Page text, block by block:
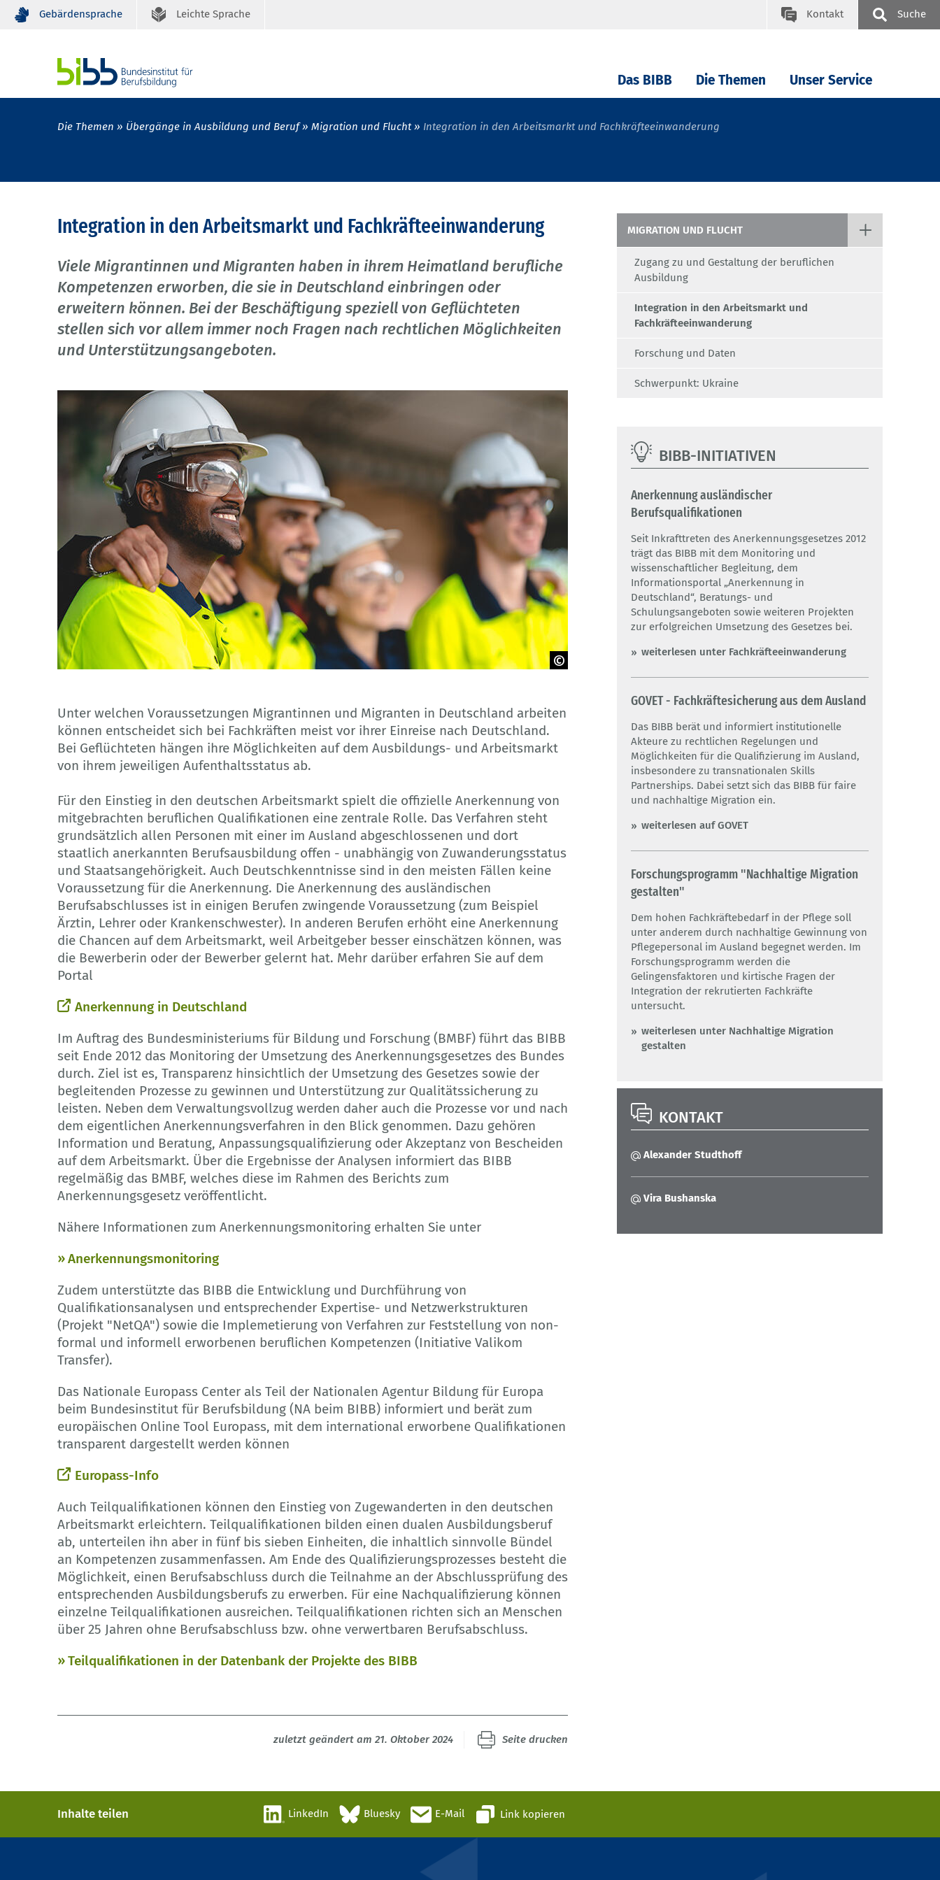
Gebärdensprache Leichte Sprache Kontakt Suche
Das BIBB Die Themen Unser Service
Die Themen Übergänge in Ausbildung und Beruf Migration und Flucht Integration in den Arbeitsmarkt und Fachkräfteeinwanderung
Integration in den Arbeitsmarkt und Fachkräfteeinwanderung
Viele Migrantinnen und Migranten haben in ihrem Heimatland berufliche
Kompetenzen erworben, die sie in Deutschland einbringen oder
erweitern können. Bei der Beschäftigung speziell von Geflüchteten
stellen sich vor allem immer noch Fragen nach rechtlichen Möglichkeiten
und Unterstützungsangeboten.
Unter welchen Voraussetzungen Migrantinnen und Migranten in Deutschland arbeiten
können entscheidet sich bei Fachkräften meist vor ihrer Einreise nach Deutschland.
Bei Geflüchteten hängen ihre Möglichkeiten auf dem Ausbildungs- und Arbeitsmarkt
von ihrem jeweiligen Aufenthaltsstatus ab.
Für den Einstieg in den deutschen Arbeitsmarkt spielt die offizielle Anerkennung von
mitgebrachten beruflichen Qualifikationen eine zentrale Rolle. Das Verfahren steht
grundsätzlich allen Personen mit einer im Ausland abgeschlossenen und dort
staatlich anerkannten Berufsausbildung offen - unabhängig von Zuwanderungsstatus
und Staatsangehörigkeit. Auch Deutschkenntnisse sind in den meisten Fällen keine
Voraussetzung für die Anerkennung. Die Anerkennung des ausländischen
Berufsabschlusses ist in einigen Berufen zwingende Voraussetzung (zum Beispiel
Ärztin, Lehrer oder Krankenschwester). In anderen Berufen erhöht eine Anerkennung
die Chancen auf dem Arbeitsmarkt, weil Arbeitgeber besser einschätzen können, was
die Bewerberin oder der Bewerber gelernt hat. Mehr darüber erfahren Sie auf dem
Portal
Anerkennung in Deutschland
Im Auftrag des Bundesministeriums für Bildung und Forschung (BMBF) führt das BIBB
seit Ende 2012 das Monitoring der Umsetzung des Anerkennungsgesetzes des Bundes
durch. Ziel ist es, Transparenz hinsichtlich der Umsetzung des Gesetzes sowie der
begleitenden Prozesse zu gewinnen und Unterstützung zur Qualitätssicherung zu
leisten. Neben dem Verwaltungsvollzug werden daher auch die Prozesse vor und nach
dem eigentlichen Anerkennungsverfahren in den Blick genommen. Dazu gehören
Information und Beratung, Anpassungsqualifizierung oder Akzeptanz von Bescheiden
auf dem Arbeitsmarkt. Über die Ergebnisse der Analysen informiert das BIBB
regelmäßig das BMBF, welches diese im Rahmen des Berichts zum
Anerkennungsgesetz veröffentlicht.
Nähere Informationen zum Anerkennungsmonitoring erhalten Sie unter
Anerkennungsmonitoring
Zudem unterstützte das BIBB die Entwicklung und Durchführung von
Qualifikationsanalysen und entsprechender Expertise- und Netzwerkstrukturen
(Projekt "NetQA") sowie die Implemetierung von Verfahren zur Feststellung von non-
formal und informell erworbenen beruflichen Kompetenzen (Initiative Valikom
Transfer).
Das Nationale Europass Center als Teil der Nationalen Agentur Bildung für Europa
beim Bundesinstitut für Berufsbildung (NA beim BIBB) informiert und berät zum
europäischen Online Tool Europass, mit dem international erworbene Qualifikationen
transparent dargestellt werden können
Europass-Info
Auch Teilqualifikationen können den Einstieg von Zugewanderten in den deutschen
Arbeitsmarkt erleichtern. Teilqualifikationen bilden einen dualen Ausbildungsberuf
ab, unterteilen ihn aber in fünf bis sieben Einheiten, die inhaltlich sinnvolle Bündel
an Kompetenzen zusammenfassen. Am Ende des Qualifizierungsprozesses besteht die
Möglichkeit, einen Berufsabschluss durch die Teilnahme an der Abschlussprüfung des
entsprechenden Ausbildungsberufs zu erwerben. Für eine Nachqualifizierung können
einzelne Teilqualifikationen ausreichen. Teilqualifikationen richten sich an Menschen
über 25 Jahren ohne Berufsabschluss bzw. ohne verwertbaren Berufsabschluss.
Teilqualifikationen in der Datenbank der Projekte des BIBB
MIGRATION UND FLUCHT
Zugang zu und Gestaltung der beruflichen
Ausbildung
Integration in den Arbeitsmarkt und
Fachkräfteeinwanderung
Forschung und Daten
Schwerpunkt: Ukraine
BIBB-INITIATIVEN
Anerkennung ausländischer
Berufsqualifikationen
Seit Inkrafttreten des Anerkennungsgesetzes 2012
trägt das BIBB mit dem Monitoring und
wissenschaftlicher Begleitung, dem
Informationsportal „Anerkennung in
Deutschland“, Beratungs- und
Schulungsangeboten sowie weiteren Projekten
zur erfolgreichen Umsetzung des Gesetzes bei.
weiterlesen unter Fachkräfteeinwanderung
GOVET - Fachkräftesicherung aus dem Ausland
Das BIBB berät und informiert institutionelle
Akteure zu rechtlichen Regelungen und
Möglichkeiten für die Qualifizierung im Ausland,
insbesondere zu transnationalen Skills
Partnerships. Dabei setzt sich das BIBB für faire
und nachhaltige Migration ein.
weiterlesen auf GOVET
Forschungsprogramm "Nachhaltige Migration
gestalten"
Dem hohen Fachkräftebedarf in der Pflege soll
unter anderem durch nachhaltige Gewinnung von
Pflegepersonal im Ausland begegnet werden. Im
Forschungsprogramm werden die
Gelingensfaktoren und kirtische Fragen der
Integration der rekrutierten Fachkräfte
untersucht.
weiterlesen unter Nachhaltige Migration
gestalten
KONTAKT
Alexander Studthoff
Vira Bushanska
zuletzt geändert am 21. Oktober 2024 Seite drucken
Inhalte teilen LinkedIn Bluesky E-Mail Link kopieren